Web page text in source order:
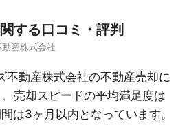
する口コミ・評判
産株式会社
不動産株式会社の不動産売却に
売却スピードの平均満足度は
は3ヶ月以内となっています。